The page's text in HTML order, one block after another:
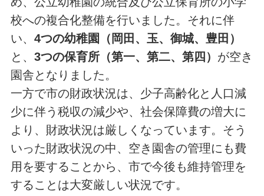
校への複合化整備を行いました。それに伴
い、 4つの幼稚園（岡田、玉、御城、豊田）
と、 3つの保育所（第一、第二、第四） が空き
園舎となりました。
一方で市の財政状況は、少子高齢化と人口減
少に伴う税収の減少や、社会保障費の増大に
より、財政状況は厳しくなっています。そう
いった財政状況の中、空き園舎の管理にも費
用を要することから、市で今後も維持管理を
することは大変厳しい状況です。